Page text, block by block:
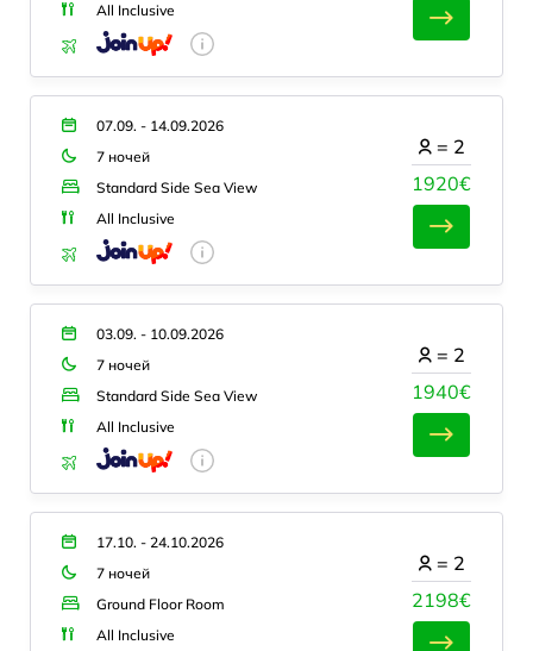
All Inclusive
07.09. - 14.09.2026
7 ночей
Standard Side Sea View
All Inclusive
1920€
= 2
03.09. - 10.09.2026
7 ночей
Standard Side Sea View
All Inclusive
1940€
= 2
17.10. - 24.10.2026
7 ночей
Ground Floor Room
All Inclusive
2198€
= 2